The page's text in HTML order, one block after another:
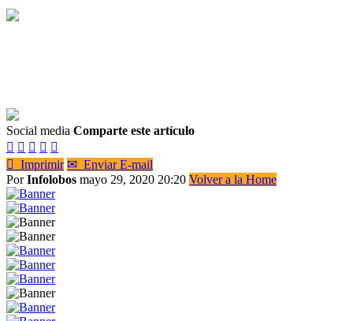
Social media Comparte este artículo
    
 Imprimir ✉ Enviar E-mail
PorInfolobos mayo 29, 2020 20:20 Volver a la Home